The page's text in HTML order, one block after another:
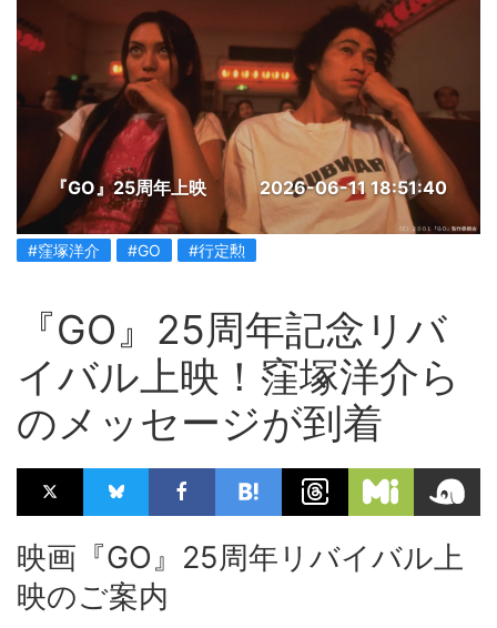
『GO』25周年上映 2026-06-11 18:51:40
#窪塚洋介 #GO #行定勲
『GO』25周年記念リバ
イバル上映！窪塚洋介ら
のメッセージが到着
映画『GO』25周年リバイバル上
映のご案内